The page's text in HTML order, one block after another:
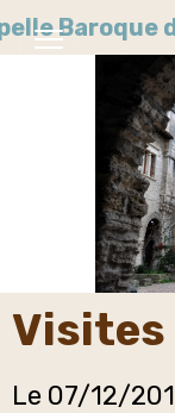
Visites
Le 07/12/